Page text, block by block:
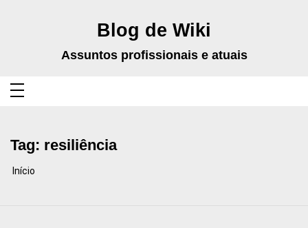
Blog de Wiki
Assuntos profissionais e atuais
Tag: resiliência
Início